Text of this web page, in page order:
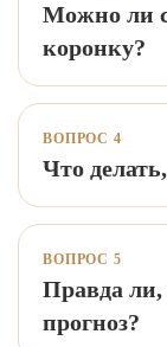
Можно ли
коронку?
ВОПРОС 4
Что
ВОПРОС 5
Правда ли,
прогноз?